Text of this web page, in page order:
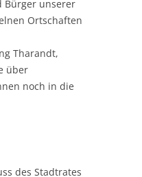
Bürger unserer
Ortschaften
Tharandt,
über
noch in die
des Stadtrates